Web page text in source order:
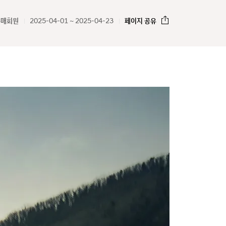
회원 2025-04-01 ~ 2025-04-23 페이지 공유